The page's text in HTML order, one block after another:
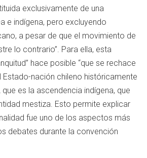
exclusivamente de una
e indígena, pero excluyendo
a pesar de que el movimiento de
lo contrario”. Para ella, esta
hace posible “que se rechace
Estado-nación chileno históricamente
es la ascendencia indígena, que
mestiza. Esto permite explicar
fue uno de los aspectos más
debates durante la convención